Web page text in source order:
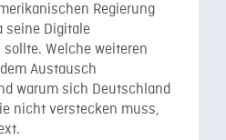
Regierung
seine Digitale
Welche weiteren
Austausch
warum sich Deutschland
nicht verstecken muss,